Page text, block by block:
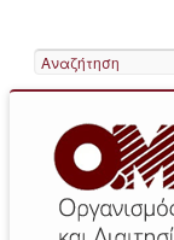
Search